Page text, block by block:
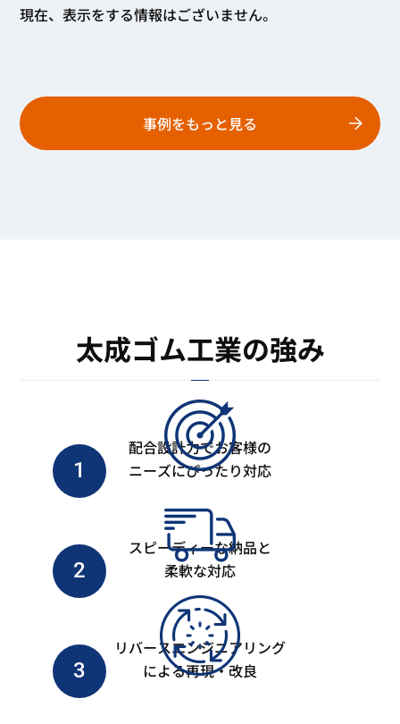
現在、表示をする情報はございません。
事例をもっと見る
太成ゴム工業の強み
1
配合設計力でお客様の
ニーズにぴったり対応
2
スピーディーな納品と
柔軟な対応
3
リバースエンジニアリング
による再現・改良